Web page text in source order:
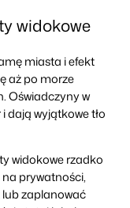
widokowe
miasta i efekt
aż po morze
Oświadczyny w
wyjątkowe tło
widokowe rzadko
na prywatności,
zaplanować